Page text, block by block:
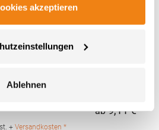
akzeptieren
Ablehnen
EtikettGrammatur:
Inc. Dba Next Level Apparel
GmbH Charlottenburger Allee
ab9,11 € *
+ Versandkosten *